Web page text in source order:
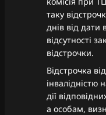
таку
днів від дати
відсутності
відстрочки.
Відстрочка
інвалідністю
дії
а особам,